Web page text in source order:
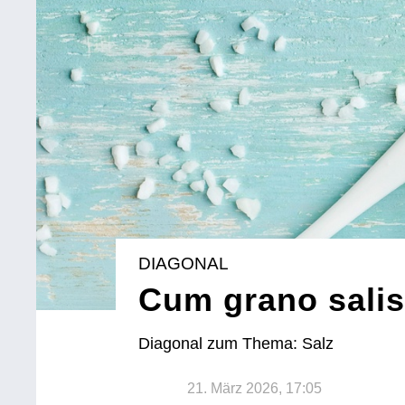
DIAGONAL
Cum grano salis
Diagonal zum Thema: Salz
21. März 2026, 17:05